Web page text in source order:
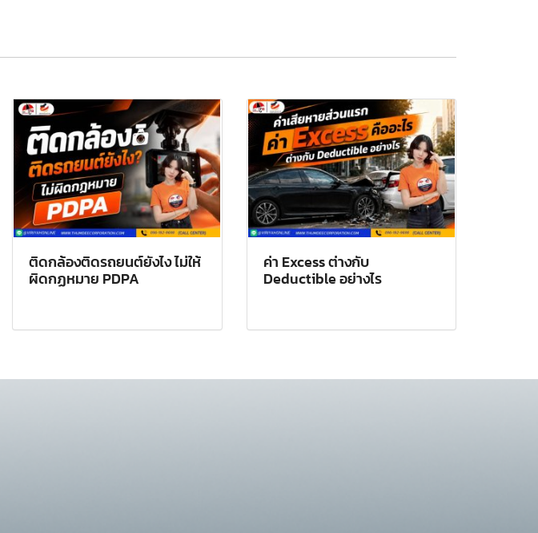
ติดกล้องติดรถยนต์ยังไง ไม่ให้
ผิดกฏหมาย PDPA
ค่า Excess ต่างกับ
Deductible อย่างไร